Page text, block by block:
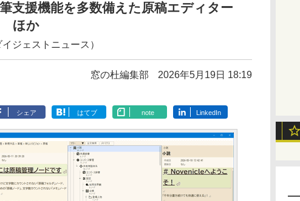
支援機能を多数備えた原稿エディター
ほか
ジェストニュース）
窓の杜編集部 2026年5月19日 18:19
シェア はてブ note LinkedIn